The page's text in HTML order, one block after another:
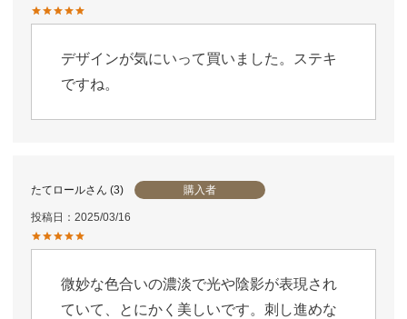
デザインが気にいって買いました。ステキ
ですね。
たてロール 3 購入者
投稿日 2025/03/16
微妙な色合いの濃淡で光や陰影が表現され
ていて、とにかく美しいです。刺し進めな